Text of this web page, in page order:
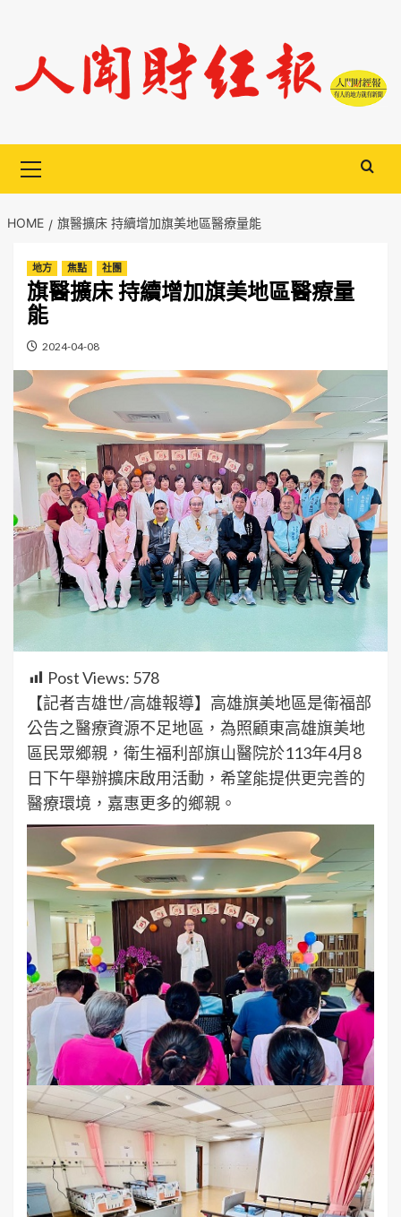
content
Menu
HOME 旗醫擴床 持續增加旗美地區醫療量能
地方 焦點 社團
旗醫擴床 持續增加旗美地區醫療量
能
2024-04-08
Post Views: 578
【記者吉雄世/高雄報導】高雄旗美地區是衛福部
公告之醫療資源不足地區，為照顧東高雄旗美地
區民眾鄉親，衛生福利部旗山醫院於113年4月8
日下午舉辦擴床啟用活動，希望能提供更完善的
醫療環境，嘉惠更多的鄉親。